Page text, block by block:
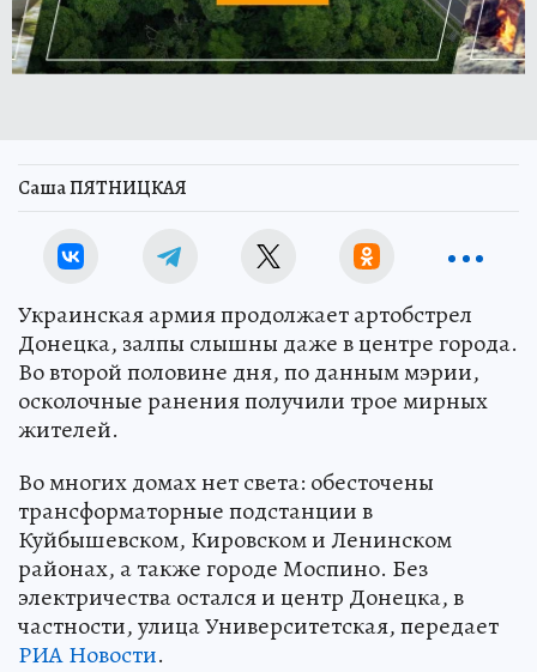
Саша ПЯТНИЦКАЯ
Украинская армия продолжает артобстрел
Донецка, залпы слышны даже в центре города.
Во второй половине дня, по данным мэрии,
осколочные ранения получили трое мирных
жителей.
Во многих домах нет света: обесточены
трансформаторные подстанции в
Куйбышевском, Кировском и Ленинском
районах, а также городе Моспино. Без
электричества остался и центр Донецка, в
частности, улица Университетская, передает
РИА Новости.